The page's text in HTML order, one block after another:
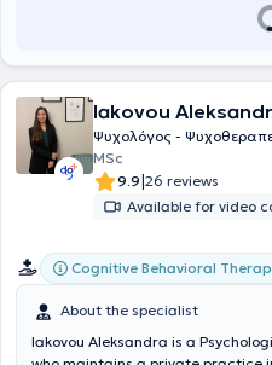
Iakovou
Ψυχολόγος -
MSc
9.9|26 reviews
Available for video
Cognitive Behavioral
About the specialist
Iakovou Aleksandra is a